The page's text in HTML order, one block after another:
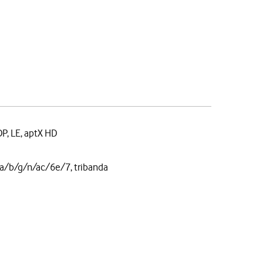
LE, aptX HD
b/g/n/ac/6e/7, tribanda